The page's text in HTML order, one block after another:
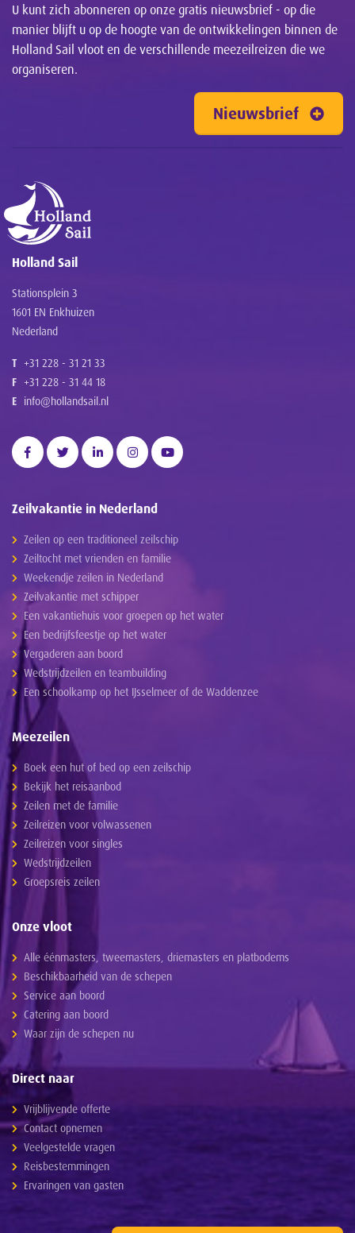
U kunt zich abonneren op onze gratis nieuwsbrief - op die
manier blijft u op de hoogte van de ontwikkelingen binnen de
Holland Sail vloot en de verschillende meezeilreizen die we
organiseren.
Nieuwsbrief
Holland Sail
Stationsplein 3
1601 EN Enkhuizen
Nederland
T +31 228 - 31 21 33
F +31 228 - 31 44 18
E info@hollandsail.nl
Zeilvakantie in Nederland
Zeilen op een traditioneel zeilschip
Zeiltocht met vrienden en familie
Weekendje zeilen in Nederland
Zeilvakantie met schipper
Een vakantiehuis voor groepen op het water
Een bedrijfsfeestje op het water
Vergaderen aan boord
Wedstrijdzeilen en teambuilding
Een schoolkamp op het IJsselmeer of de Waddenzee
Meezeilen
Boek een hut of bed op een zeilschip
Bekijk het reisaanbod
Zeilen met de familie
Zeilreizen voor volwassenen
Zeilreizen voor singles
Wedstrijdzeilen
Groepsreis zeilen
Onze vloot
Alle éénmasters, tweemasters, driemasters en platbodems
Beschikbaarheid van de schepen
Service aan boord
Catering aan boord
Waar zijn de schepen nu
Direct naar
Vrijblijvende offerte
Contact opnemen
Veelgestelde vragen
Reisbestemmingen
Ervaringen van gasten